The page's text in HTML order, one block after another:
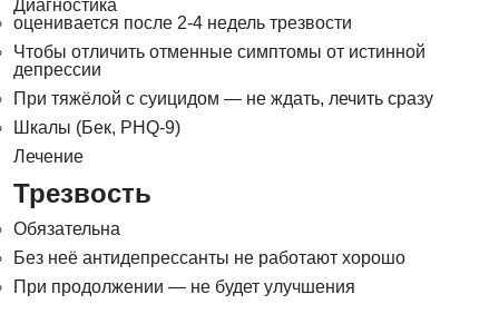
Диагностика
оценивается после 2-4 недель трезвости
Чтобы отличить отменные симптомы от истинной
депрессии
При тяжёлой с суицидом — не ждать, лечить сразу
Шкалы (Бек, PHQ-9)
Лечение
Трезвость
Обязательна
Без неё антидепрессанты не работают хорошо
При продолжении — не будет улучшения